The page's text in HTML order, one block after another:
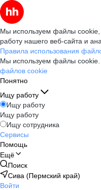
Мы используем файлы cookie,
работу нашего веб-сайта и
Правила использования
Мы используем файлы cookie.
файлов cookie
Понятно
Ищу работу
Ищу работу
Ищу работу
Ищу сотрудника
Сервисы
Помощь
Ещё
Поиск
Сива (Пермский край)
Войти